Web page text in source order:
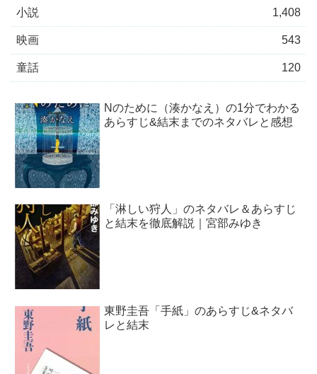
小説 1,408
映画 543
童話 120
Nのために（湊かなえ）の1分でわかる
あらすじ&結末までのネタバレと感想
「淋しい狩人」のネタバレ＆あらすじ
と結末を徹底解説｜宮部みゆき
東野圭吾「手紙」のあらすじ&ネタバ
レと結末